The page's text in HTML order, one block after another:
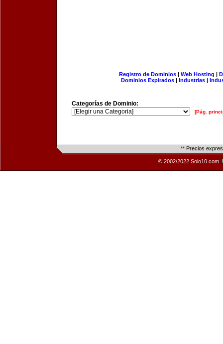
Registro de Dominios| Web Hosting |
Dominios Expirados | Industrias |
Categorías de Dominio:
[Pág.
** Precios
© 2002/2022 Solo10.com